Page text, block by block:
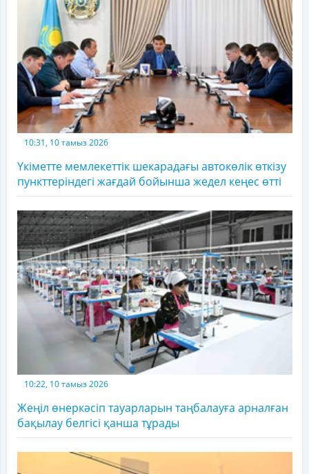
10:31, 10 тамыз 2026
Үкіметте мемлекеттік шекарадағы автокөлік өткізу
пункттеріндегі жағдай бойынша жедел кеңес өтті
10:22, 10 тамыз 2026
Жеңіл өнеркәсіп тауарларын таңбалауға арналған
бақылау белгісі қанша тұрады